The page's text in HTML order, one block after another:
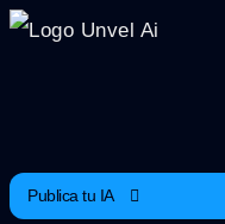
Ir
Publica tu IA